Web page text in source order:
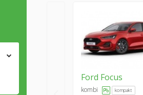
Ford Focus
kombi kompakt